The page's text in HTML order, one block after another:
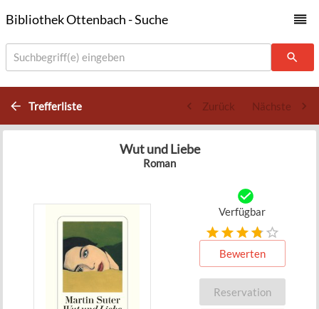
Bibliothek Ottenbach - Suche
Suchbegriff(e) eingeben
Trefferliste Zurück Nächste
Wut und Liebe
Roman
Verfügbar
Bewerten
Reservation